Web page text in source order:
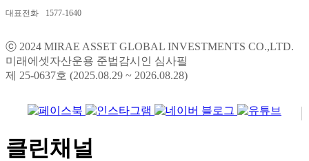
대표전화 1577-1640
ⓒ 2024 MIRAE ASSET GLOBAL INVESTMENTS CO.,LTD.
미래에셋자산운용 준법감시인 심사필
제 25-0637호 (2025.08.29 ~ 2026.08.28)
클린채널